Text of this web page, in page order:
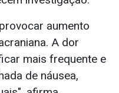
aumento
A dor
mais frequente e
de náusea,